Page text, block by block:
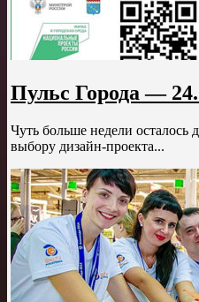
Пульс Города —
Чуть больше недели осталось
выбору дизайн-проекта...